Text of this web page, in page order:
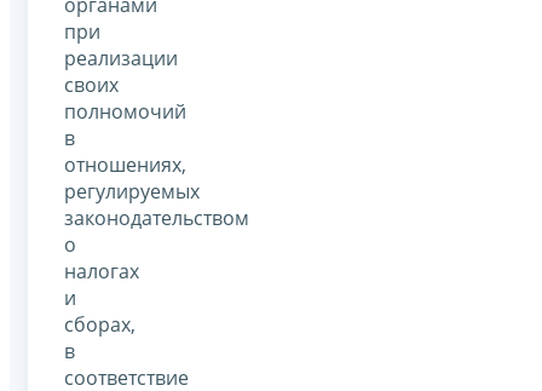
при
реализации
своих
полномочий
в
отношениях,
регулируемых
законодательством
о
налогах
и
сборах,
в
соответствие